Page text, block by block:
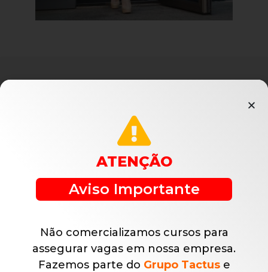
ATENÇÃO
Aviso Importante
Não comercializamos cursos para
assegurar vagas em nossa empresa.
Fazemos parte do Grupo Tactus e